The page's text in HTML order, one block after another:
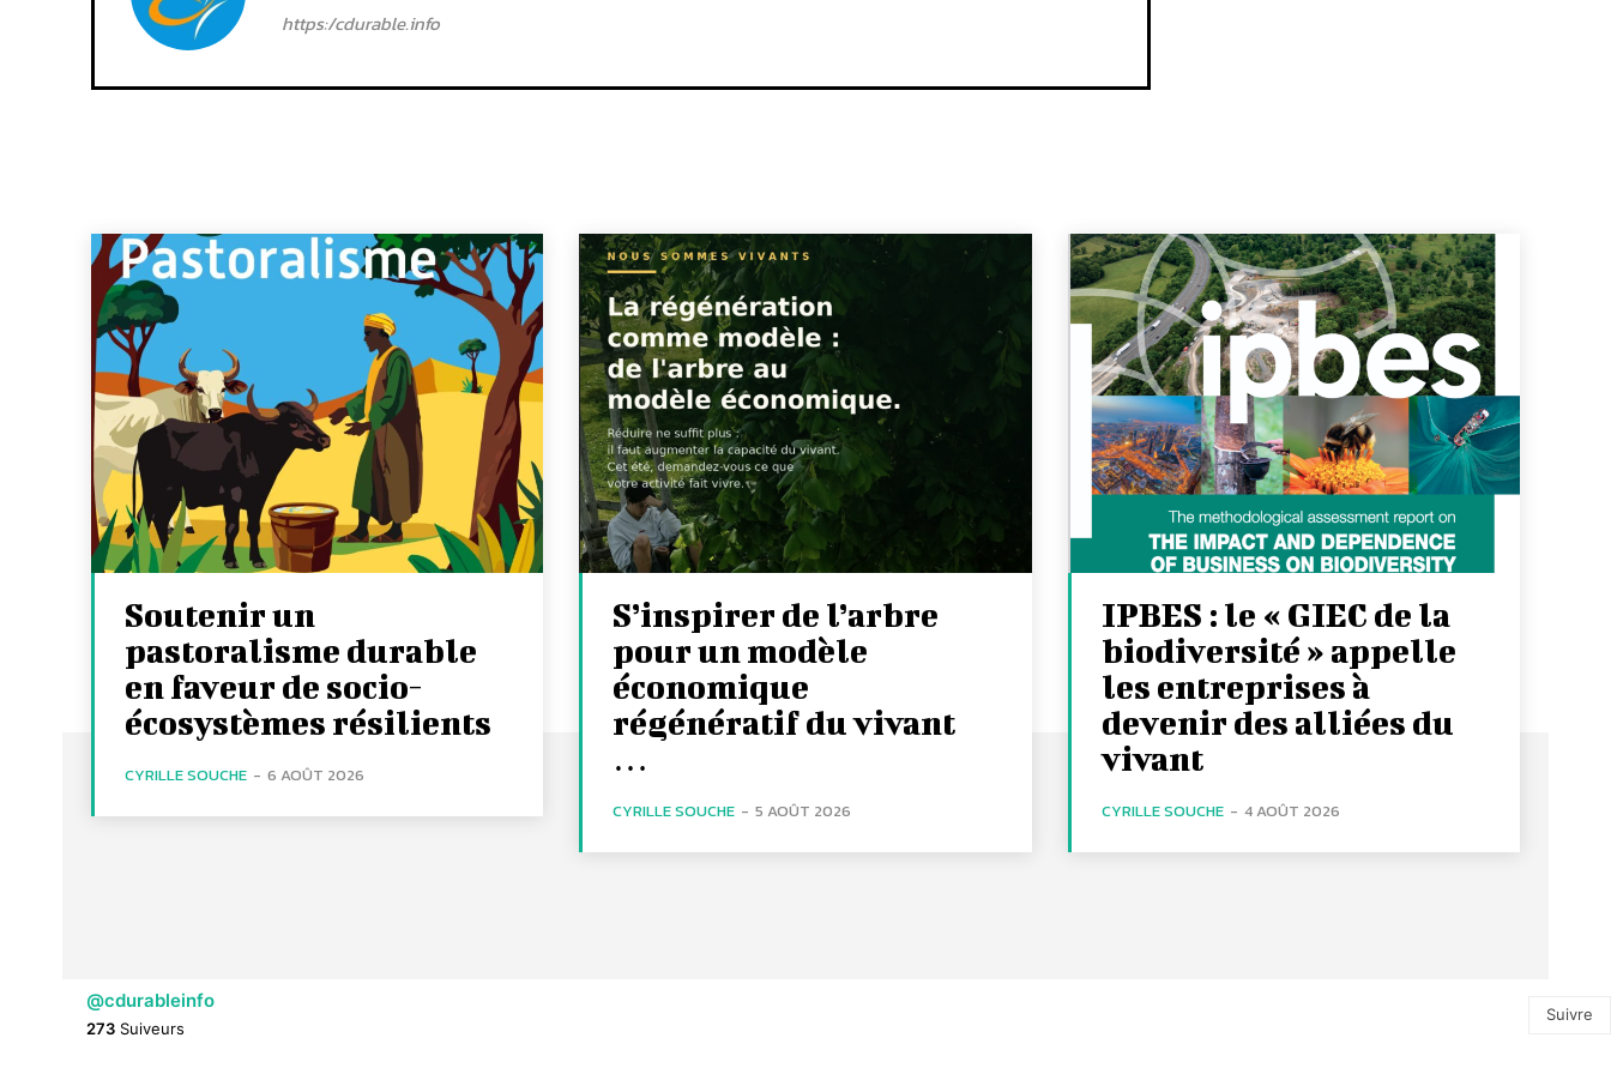
https:/cdurable.info
Soutenir un
pastoralisme durable
en faveur de socio-
écosystèmes résilients
CYRILLE SOUCHE - 6 AOÛT 2026
S’inspirer de l’arbre
pour un modèle
économique
régénératif du vivant
…
CYRILLE SOUCHE - 5 AOÛT 2026
IPBES : le « GIEC de la
biodiversité » appelle
les entreprises à
devenir des alliées du
vivant
CYRILLE SOUCHE - 4 AOÛT 2026
@cdurableinfo
273 Suiveurs
Suivre